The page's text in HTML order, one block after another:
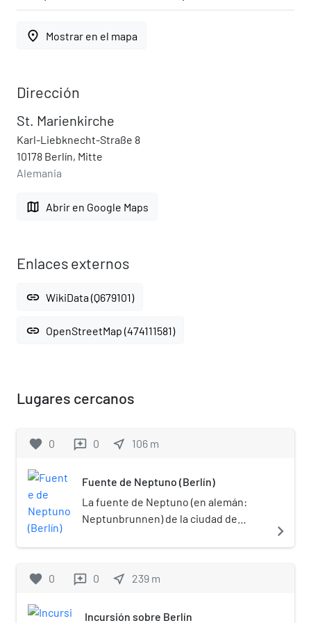
place Mostrar en el mapa
Dirección
St. Marienkirche
Karl-Liebknecht-Straße 8
10178 Berlín, Mitte
Alemania
map Abrir en Google Maps
Enlaces externos
link WikiData (Q679101)
link OpenStreetMap (474111581)
Lugares cercanos
favorite 0 reviews 0 near_me 106 m
Fuente de Neptuno (Berlín)
La fuente de Neptuno (en alemán:
Neptunbrunnen) de la ciudad de
entre la iglesia de Santa Maria (St.
(Rotes Rathaus), en el distrito Mitte
por el escultor Reinhold Begas.[1]​
navigate_next
favorite 0 reviews 0 near_me 239 m
Incursión sobre Berlín